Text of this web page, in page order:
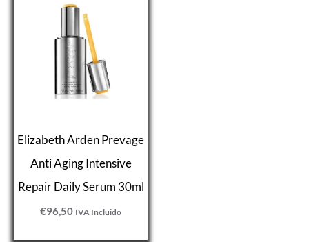
Elizabeth Arden Prevage
Anti Aging Intensive
Repair Daily Serum 30ml
€96,50 IVA Incluido